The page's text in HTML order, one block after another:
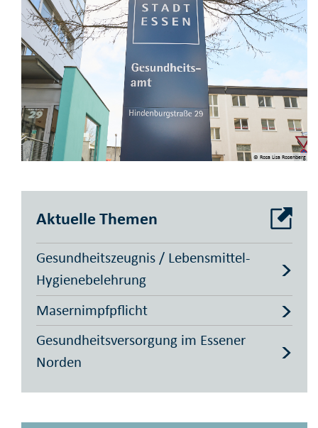
© Rosa Lisa Rosenberg
Aktuelle Themen
Gesundheitszeugnis / Lebensmittel-
Hygienebelehrung
Masernimpfpflicht
Gesundheitsversorgung im Essener
Norden